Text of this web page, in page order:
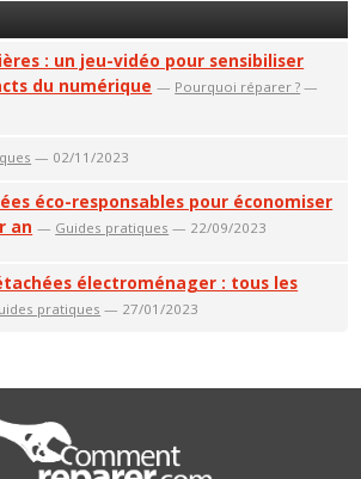
: un jeu-vidéo pour sensibiliser
du numérique — Pourquoi réparer ? —
— 02/11/2023
éco-responsables pour économiser
an — Guides pratiques — 22/09/2023
électroménager : tous les
pratiques — 27/01/2023